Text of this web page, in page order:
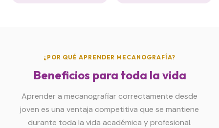
¿POR QUÉ APRENDER MECANOGRAFÍA?
Beneficios para toda la vida
Aprender a mecanografiar correctamente desde
joven es una ventaja competitiva que se mantiene
durante toda la vida académica y profesional.